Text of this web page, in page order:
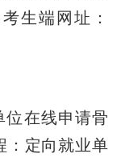
考生端网址：
位在线申请骨
：定向就业单